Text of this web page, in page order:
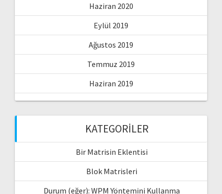
Haziran 2020
Eylül 2019
Ağustos 2019
Temmuz 2019
Haziran 2019
KATEGORILER
Bir Matrisin Eklentisi
Blok Matrisleri
Durum (eğer): WPM Yöntemini Kullanma